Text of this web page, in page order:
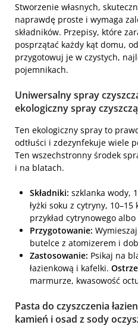
Stworzenie własnych,
naprawdę proste i wymaga
składników. Przepisy, które
posprzątać każdy kąt domu,
przygotowuj je w czystych,
pojemnikach.
Uniwersalny spray
ekologiczny spray
Ten ekologiczny spray to
odtłuści i zdezynfekuje wiele
Ten wszechstronny środek
i na blatach.
Składniki: szklanka wody,
łyżki soku z cytryny,
przykład cytrynowego
Przygotowanie:
butelce z atomizerem i
Zastosowanie: Psikaj na
łazienkową i kafelki.
marmurze, kwasowość
Pasta do czyszczenia
kamień i osad z sody